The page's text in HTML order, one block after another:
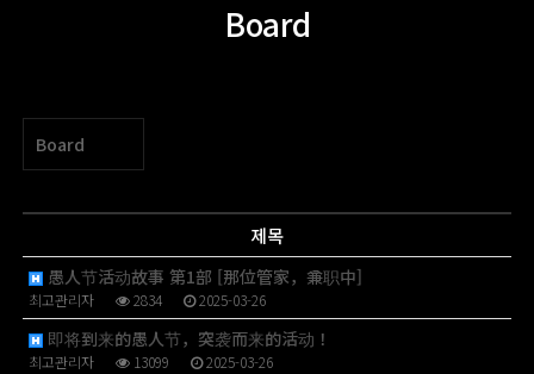
Board
Board
제목
愚人节活动故事 第1部 [那位管家，兼职中]
최고관리자 2834 2025-03-26
即将到来的愚人节，突袭而来的活动！
최고관리자 13099 2025-03-26